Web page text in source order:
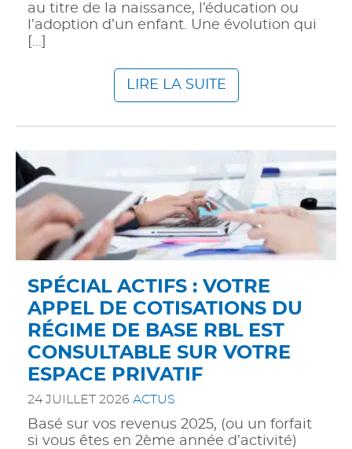
au titre de la naissance, l’éducation ou
l’adoption d’un enfant. Une évolution qui
LIRE LA SUITE
SPÉCIAL ACTIFS : VOTRE
APPEL DE COTISATIONS DU
RÉGIME DE BASE RBL EST
CONSULTABLE SUR VOTRE
ESPACE PRIVATIF
24 JUILLET 2026 ACTUS
Basé sur vos revenus 2025, (ou un forfait
si vous êtes en 2ème année d’activité)